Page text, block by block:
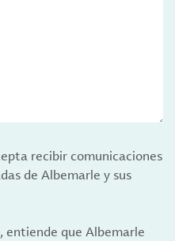
recibir comunicaciones
de Albemarle y sus
que Albemarle